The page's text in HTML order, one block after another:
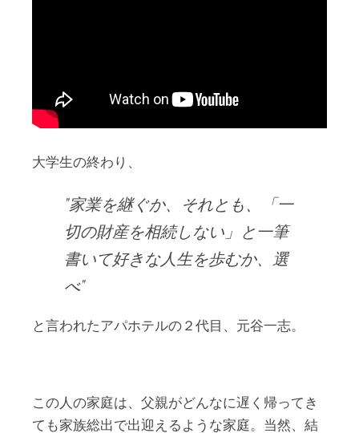
大学生の終わり、
家業を継ぐか、それとも、「一
切の財産を相続しない」と一筆
書いて好きな人生を歩むか、選
べ
と言われたアパホテルの２代目、元谷一志。
この人の家庭は、父親がどんなに遅く帰ってき
ても家族総出で出迎えるような家庭。当然、結